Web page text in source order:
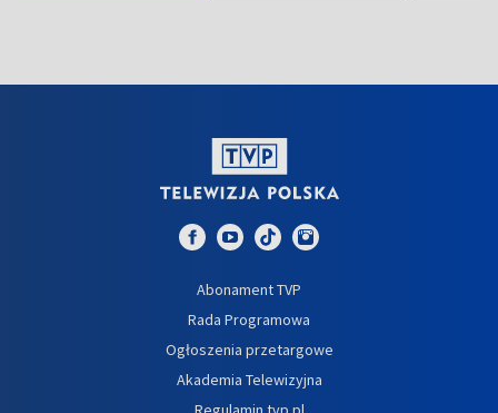
Abonament TVP
Rada Programowa
Ogłoszenia przetargowe
Akademia Telewizyjna